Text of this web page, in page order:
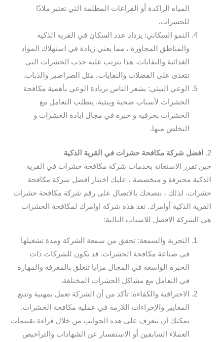
المياه الراكدة أو الفراغات المظلمة التي تعتبر ملاذًا
للحشرات.
النمو السكاني: يزداد عدد السكان في القرية الذكية
والمناطق المجاورة ، مما يعني زيادة في استهلاك المواد
الغذائية والنفايات. هذا يترتب عليه جذب الحشرات التي
تتغذى على الفضلات والنفايات، مثل الصراصير والذباب.
الوعي البيئي: يشعر الناس بزيادة الوعي بأهمية مكافحة
الحشرات لأسباب صحية وبيئية. يتطلب التعامل مع
الحشرات بحرفية و خبرة في مجال ابادة الحشرات و
التخلص منها.
2.
افضل شركة مكافحة حشرات في القرية الذكية
حين تقرر الاستعانة بخدمات شركة مكافحة حشرات في القرية
الذكية محترفة و متخصصة ، عليك اختيار افضل شركة مكافحة
حشرات. لذلك ، ننصحك بالاتصال على رقم شركة مكافحة حشرات
القرية الذكية أوامرك. تعد هذه شركة اوامرك لمكافحة الحشرات
هي الشركة الافضل للاسباب التالية:
التجربة والسمعة: تحقق من سمعة الشركة ومدة تشغيلها
في صناعة مكافحة الحشرات. قد يكون للشركات ذات
الخبرة الواسعة في المجال مزايا تتعلق بالمعرفة والمهارة
في التعامل مع مشاكل الحشرات المختلفة.
الاحترافية والكفاءة: تأكد من أن الشركة تعمل بمهنية وتتبع
المعايير والإجراءات اللازمة في عملية مكافحة الحشرات.
يمكنك أن تتعرف على هذه الجوانب من خلال قراءة تقييمات
العملاء السابقين أو الاستفسار عن الشهادات والتراخيص